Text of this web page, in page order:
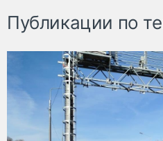
Публикации по